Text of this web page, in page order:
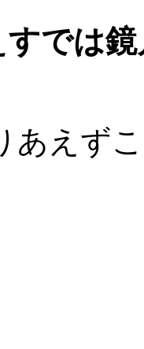
では
あえず